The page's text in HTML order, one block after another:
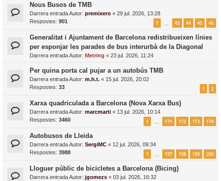
Nous Busos de TMB
Darrera entrada Autor: premixero « 29 jul. 2026, 13:28
Respostes: 901 1 43 44 45 46
Generalitat i Ajuntament de Barcelona redistribueixen línies
per esponjar les parades de bus interurbà de la Diagonal
Darrera entrada Autor: Metring « 23 jul. 2026, 11:24
Per quina porta cal pujar a un autobús TMB
Darrera entrada Autor: m.h.t. « 15 jul. 2026, 20:02
Respostes: 33 1 2
Xarxa quadriculada a Barcelona (Nova Xarxa Bus)
Darrera entrada Autor: marcmarti « 13 jul. 2026, 10:14
Respostes: 3460 1 171 172 173 174
Autobusos de Lleida
Darrera entrada Autor: SergiMC « 12 jul. 2026, 09:34
Respostes: 3988 1 197 198 199 200
Lloguer públic de bicicletes a Barcelona (Bicing)
Darrera entrada Autor: jgomezs « 03 jul. 2026, 16:32